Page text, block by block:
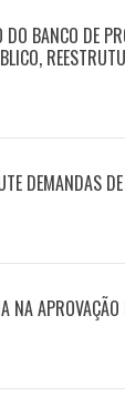
BANCO DE
DEMANDAS
NA